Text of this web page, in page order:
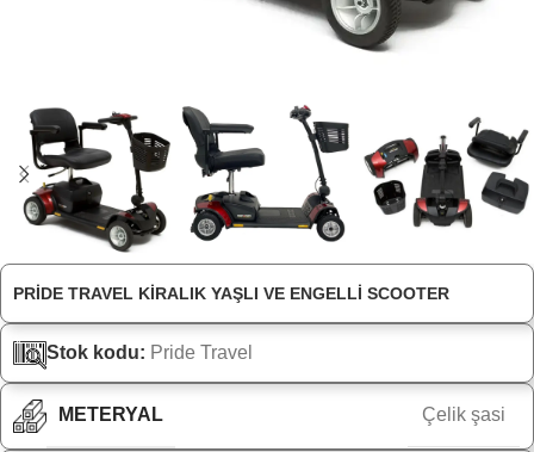
PRIDE TRAVEL KIRALIK YAŞLI VE ENGELLI SCOOTER
Stok kodu: Pride Travel
METERYAL Çelik şasi